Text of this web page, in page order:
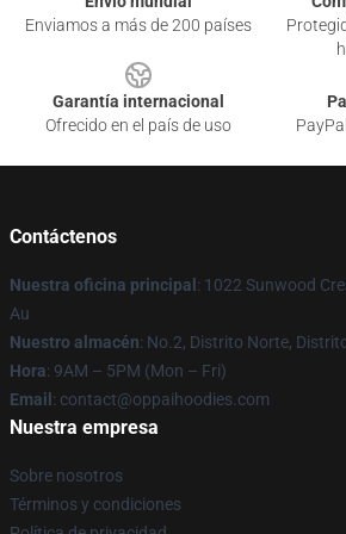
Enviamos a más de 200 países
Garantía internacional
Ofrecido en el país de uso
Contáctenos
Nuestra oficina principal : 1022 Sunwood
Au
Nuestro almacén: No.2, Distrito Norte,
Hora: 9AM – 5PM (Mon – Fri)
Email : contact@oppaihoodies.com
Nuestra empresa
Sobre nosotros
Términos y condiciones